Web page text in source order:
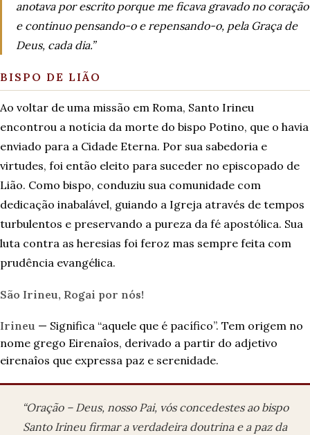
anotava por escrito porque me ficava gravado no coração
e continuo pensando-o e repensando-o, pela Graça de
Deus, cada dia.”
BISPO DE LIÃO
Ao voltar de uma missão em Roma, Santo Irineu
encontrou a notícia da morte do bispo Potino, que o havia
enviado para a Cidade Eterna. Por sua sabedoria e
virtudes, foi então eleito para suceder no episcopado de
Lião. Como bispo, conduziu sua comunidade com
dedicação inabalável, guiando a Igreja através de tempos
turbulentos e preservando a pureza da fé apostólica. Sua
luta contra as heresias foi feroz mas sempre feita com
prudência evangélica.
São Irineu, Rogai por nós!
Irineu — Significa “aquele que é pacífico”. Tem origem no
nome grego Eirenaîos, derivado a partir do adjetivo
eirenaîos que expressa paz e serenidade.
“Oração – Deus, nosso Pai, vós concedestes ao bispo
Santo Irineu firmar a verdadeira doutrina e a paz da